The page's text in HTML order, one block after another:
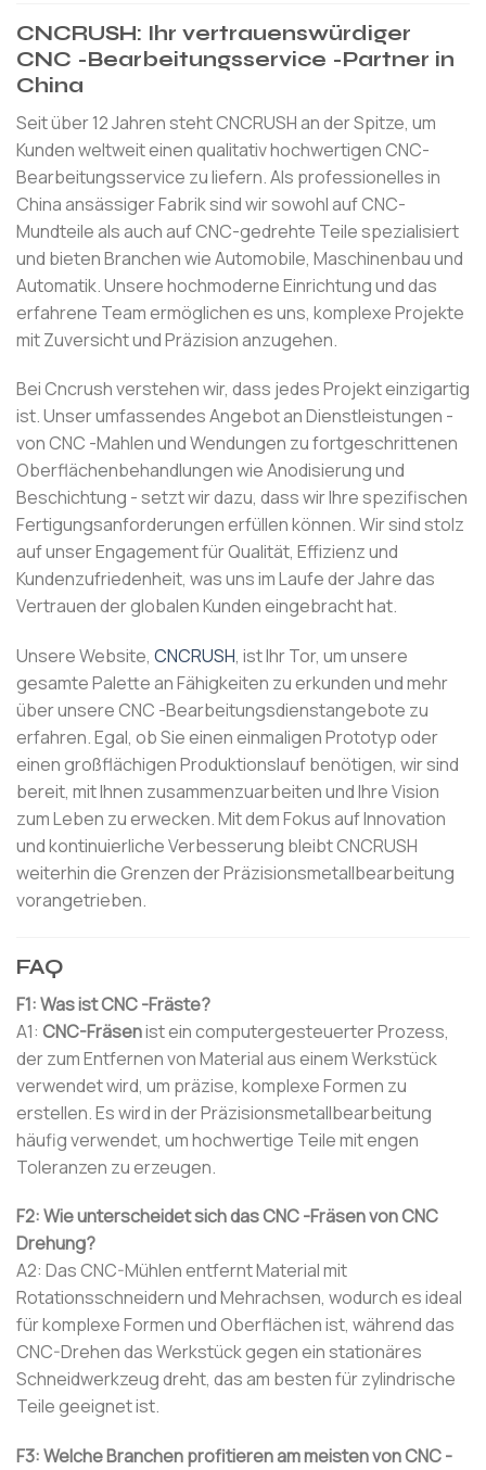
CNCRUSH: Ihr vertrauenswürdiger
CNC -Bearbeitungsservice -Partner in
China
Seit über 12 Jahren steht CNCRUSH an der Spitze, um
Kunden weltweit einen qualitativ hochwertigen CNC-
Bearbeitungsservice zu liefern. Als professionelles in
China ansässiger Fabrik sind wir sowohl auf CNC-
Mundteile als auch auf CNC-gedrehte Teile spezialisiert
und bieten Branchen wie Automobile, Maschinenbau und
Automatik. Unsere hochmoderne Einrichtung und das
erfahrene Team ermöglichen es uns, komplexe Projekte
mit Zuversicht und Präzision anzugehen.
Bei Cncrush verstehen wir, dass jedes Projekt einzigartig
ist. Unser umfassendes Angebot an Dienstleistungen -
von CNC -Mahlen und Wendungen zu fortgeschrittenen
Oberflächenbehandlungen wie Anodisierung und
Beschichtung - setzt wir dazu, dass wir Ihre spezifischen
Fertigungsanforderungen erfüllen können. Wir sind stolz
auf unser Engagement für Qualität, Effizienz und
Kundenzufriedenheit, was uns im Laufe der Jahre das
Vertrauen der globalen Kunden eingebracht hat.
Unsere Website, CNCRUSH, ist Ihr Tor, um unsere
gesamte Palette an Fähigkeiten zu erkunden und mehr
über unsere CNC -Bearbeitungsdienstangebote zu
erfahren. Egal, ob Sie einen einmaligen Prototyp oder
einen großflächigen Produktionslauf benötigen, wir sind
bereit, mit Ihnen zusammenzuarbeiten und Ihre Vision
zum Leben zu erwecken. Mit dem Fokus auf Innovation
und kontinuierliche Verbesserung bleibt CNCRUSH
weiterhin die Grenzen der Präzisionsmetallbearbeitung
vorangetrieben.
FAQ
F1: Was ist CNC -Fräste?
A1: CNC-Fräsenist ein computergesteuerter Prozess,
der zum Entfernen von Material aus einem Werkstück
verwendet wird, um präzise, ​​komplexe Formen zu
erstellen. Es wird in der Präzisionsmetallbearbeitung
häufig verwendet, um hochwertige Teile mit engen
Toleranzen zu erzeugen.
F2: Wie unterscheidet sich das CNC -Fräsen von CNC
Drehung?
A2: Das CNC-Mühlen entfernt Material mit
Rotationsschneidern und Mehrachsen, wodurch es ideal
für komplexe Formen und Oberflächen ist, während das
CNC-Drehen das Werkstück gegen ein stationäres
Schneidwerkzeug dreht, das am besten für zylindrische
Teile geeignet ist.
F3: Welche Branchen profitieren am meisten von CNC -